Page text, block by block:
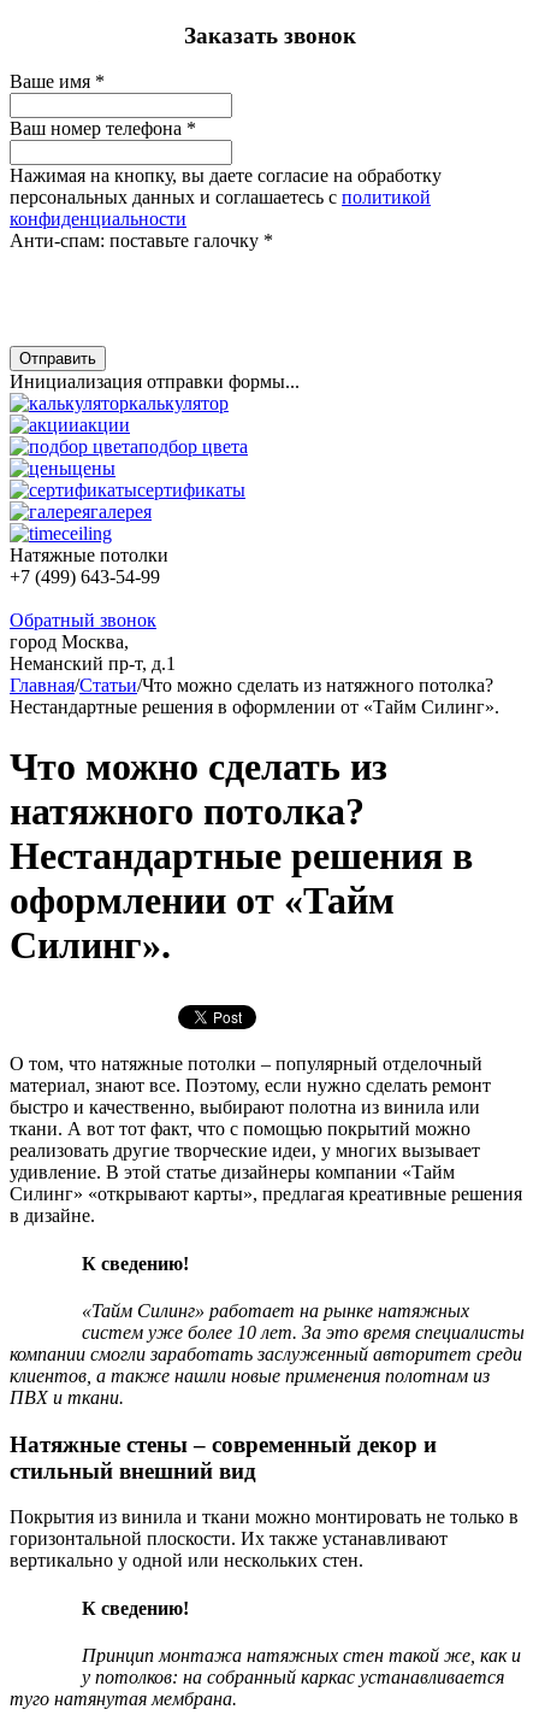
Заказать звонок
Ваше имя *
Ваш номер телефона *
Нажимая на кнопку, вы даете согласие на обработку
персональных данных и соглашаетесь с политикой
конфиденциальности
Анти-спам: поставьте галочку *
Отправить
Инициализация отправки формы...
калькулятор
акции
подбор цвета
цены
сертификаты
галерея
Натяжные потолки
+7 (499) 643-54-99
Обратный звонок
город Москва,
Неманский пр-т, д.1
Главная/Статьи/Что можно сделать из натяжного потолка?
Нестандартные решения в оформлении от «Тайм Силинг».
Что можно сделать из
натяжного потолка?
Нестандартные решения в
оформлении от «Тайм
Силинг».
О том, что натяжные потолки – популярный отделочный
материал, знают все. Поэтому, если нужно сделать ремонт
быстро и качественно, выбирают полотна из винила или
ткани. А вот тот факт, что с помощью покрытий можно
реализовать другие творческие идеи, у многих вызывает
удивление. В этой статье дизайнеры компании «Тайм
Силинг» «открывают карты», предлагая креативные решения
в дизайне.
К сведению!
«Тайм Силинг» работает на рынке натяжных
систем уже более 10 лет. За это время специалисты
компании смогли заработать заслуженный авторитет среди
клиентов, а также нашли новые применения полотнам из
ПВХ и ткани.
Натяжные стены – современный декор и
стильный внешний вид
Покрытия из винила и ткани можно монтировать не только в
горизонтальной плоскости. Их также устанавливают
вертикально у одной или нескольких стен.
К сведению!
Принцип монтажа натяжных стен такой же, как и
у потолков: на собранный каркас устанавливается
туго натянутая мембрана.